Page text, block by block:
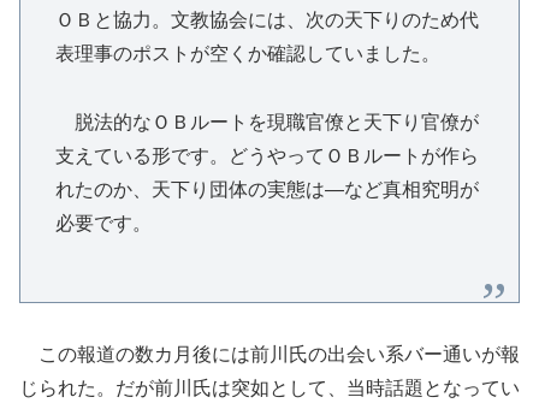
ＯＢと協力。文教協会には、次の天下りのため代
表理事のポストが空くか確認していました。
脱法的なＯＢルートを現職官僚と天下り官僚が
支えている形です。どうやってＯＢルートが作ら
れたのか、天下り団体の実態は―など真相究明が
必要です。
この報道の数カ月後には前川氏の出会い系バー通いが報
じられた。だが前川氏は突如として、当時話題となってい